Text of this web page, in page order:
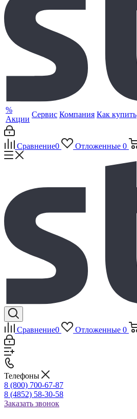
%
Акции
Сервис Компания Как купить
Сравнение0 Отложенные 0
Сравнение0 Отложенные 0
Телефоны
8 (800) 700-67-87
8 (4852) 58-30-58
Заказать звонок